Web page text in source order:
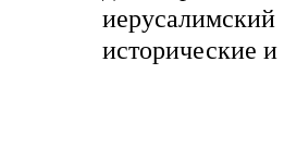
исторические